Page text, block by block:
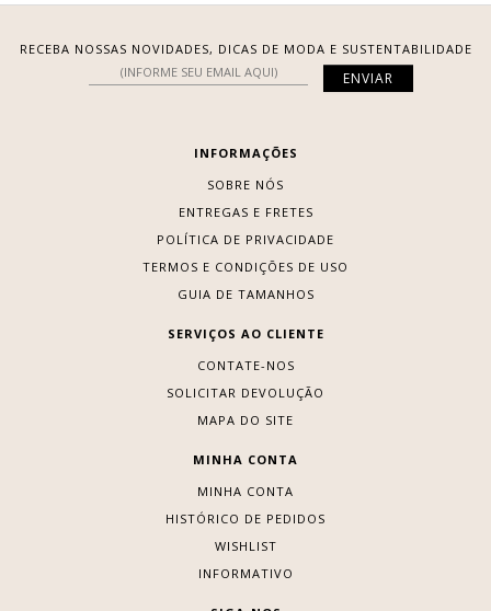
RECEBA NOSSAS NOVIDADES, DICAS DE MODA E SUSTENTABILIDADE
INFORMAÇÕES
SOBRE NÓS
ENTREGAS E FRETES
POLÍTICA DE PRIVACIDADE
TERMOS E CONDIÇÕES DE USO
GUIA DE TAMANHOS
SERVIÇOS AO CLIENTE
CONTATE-NOS
SOLICITAR DEVOLUÇÃO
MAPA DO SITE
MINHA CONTA
MINHA CONTA
HISTÓRICO DE PEDIDOS
WISHLIST
INFORMATIVO